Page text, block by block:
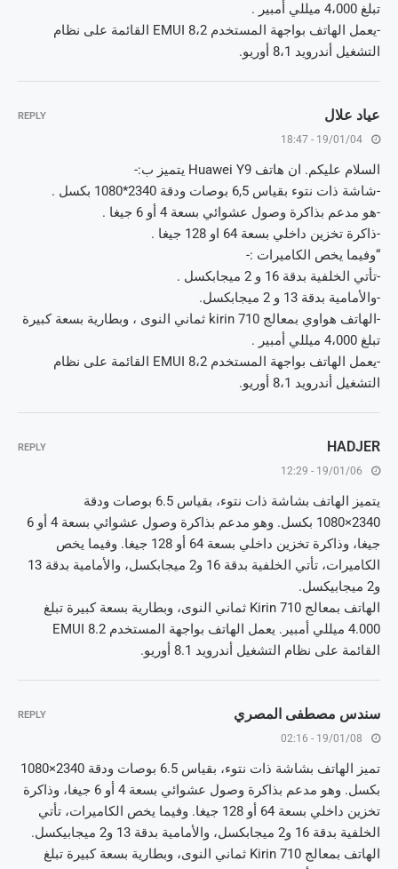
تبلغ 4،000 ميللي أمبير .
-يعمل الهاتف بواجهة المستخدم 8،2 EMUI القائمة على نظام
التشغيل أندرويد 8،1 أوريو.
عياد علال
19/01/04 - 18:47
السلام عليكم. ان هاتف Huawei Y9 يتميز ب:-
-شاشة ذات نتوء بقياس 6,5 بوصات ودقة 2340*1080 بكسل .
-هو مدعم بذاكرة وصول عشوائي بسعة 4 أو 6 جيغا .
-ذاكرة تخزين داخلي بسعة 64 او 128 جيغا .
“وفيما يخص الكاميرات :-
-تأتي الخلفية بدقة 16 و 2 ميجابكسل .
-والأمامية بدقة 13 و 2 ميجابكسل.
-الهاتف هواوي بمعالج 710 kirin ثماني النوى ، وبطارية بسعة كبيرة
تبلغ 4،000 ميللي أمبير .
-يعمل الهاتف بواجهة المستخدم 8،2 EMUI القائمة على نظام
التشغيل أندرويد 8،1 أوريو.
REPLY
HADJER
19/01/06 - 12:29
يتميز الهاتف بشاشة ذات نتوء، بقياس 6.5 بوصات ودقة
2340×1080 بكسل. وهو مدعم بذاكرة وصول عشوائي بسعة 4 أو 6
جيغا، وذاكرة تخزين داخلي بسعة 64 أو 128 جيغا. وفيما يخص
الكاميرات، تأتي الخلفية بدقة 16 و2 ميجابكسل، والأمامية بدقة 13
و2 ميجابيكسل.
الهاتف بمعالج Kirin 710 ثماني النوى، وبطارية بسعة كبيرة تبلغ
4.000 ميللي أمبير. يعمل الهاتف بواجهة المستخدم EMUI 8.2
القائمة على نظام التشغيل أندرويد 8.1 أوريو.
REPLY
سندس مصطفى المصري
19/01/08 - 02:16
تميز الهاتف بشاشة ذات نتوء، بقياس 6.5 بوصات ودقة 2340×1080
بكسل. وهو مدعم بذاكرة وصول عشوائي بسعة 4 أو 6 جيغا، وذاكرة
تخزين داخلي بسعة 64 أو 128 جيغا. وفيما يخص الكاميرات، تأتي
الخلفية بدقة 16 و2 ميجابكسل، والأمامية بدقة 13 و2 ميجابيكسل.
الهاتف بمعالج Kirin 710 ثماني النوى، وبطارية بسعة كبيرة تبلغ
REPLY